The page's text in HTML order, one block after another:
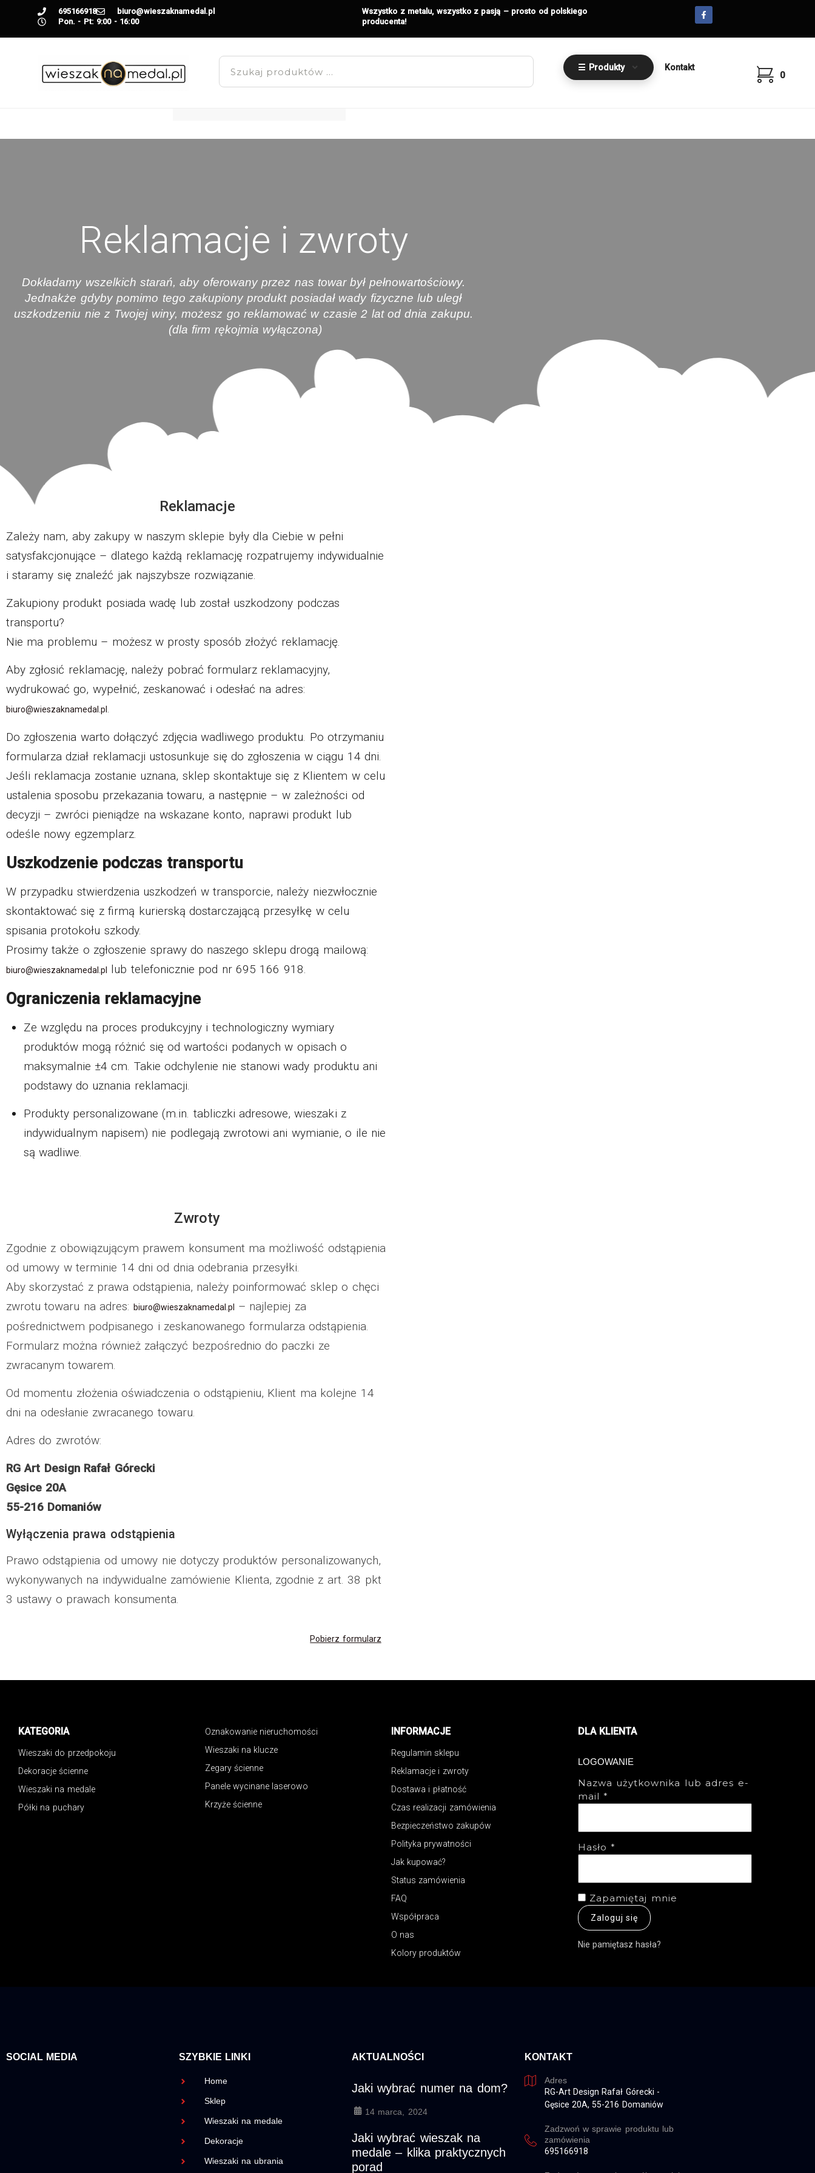
695166918
biuro@wieszaknamedal.pl
Pon. - Pt: 9:00 - 16:00
Wszystko z metalu, wszystko z pasją – prosto od polskiego
producenta!
☰ Produkty Kontakt
0
Reklamacje i zwroty
Dokładamy wszelkich starań, aby oferowany przez nas towar był pełnowartościowy.
Jednakże gdyby pomimo tego zakupiony produkt posiadał wady fizyczne lub uległ
uszkodzeniu nie z Twojej winy, możesz go reklamować w czasie 2 lat od dnia zakupu.
(dla firm rękojmia wyłączona)
Reklamacje
Zależy nam, aby zakupy w naszym sklepie były dla Ciebie w pełni
satysfakcjonujące – dlatego każdą reklamację rozpatrujemy indywidualnie
i staramy się znaleźć jak najszybsze rozwiązanie.
Zakupiony produkt posiada wadę lub został uszkodzony podczas
transportu?
Nie ma problemu – możesz w prosty sposób złożyć reklamację.
Aby zgłosić reklamację, należy pobrać formularz reklamacyjny,
wydrukować go, wypełnić, zeskanować i odesłać na adres:
biuro@wieszaknamedal.pl .
Do zgłoszenia warto dołączyć zdjęcia wadliwego produktu. Po otrzymaniu
formularza dział reklamacji ustosunkuje się do zgłoszenia w ciągu 14 dni.
Jeśli reklamacja zostanie uznana, sklep skontaktuje się z Klientem w celu
ustalenia sposobu przekazania towaru, a następnie – w zależności od
decyzji – zwróci pieniądze na wskazane konto, naprawi produkt lub
odeśle nowy egzemplarz.
Uszkodzenie podczas transportu
W przypadku stwierdzenia uszkodzeń w transporcie, należy niezwłocznie
skontaktować się z firmą kurierską dostarczającą przesyłkę w celu
spisania protokołu szkody.
Prosimy także o zgłoszenie sprawy do naszego sklepu drogą mailową:
biuro@wieszaknamedal.pl lub telefonicznie pod nr 695 166 918.
Ograniczenia reklamacyjne
Ze względu na proces produkcyjny i technologiczny wymiary
produktów mogą różnić się od wartości podanych w opisach o
maksymalnie ±4 cm. Takie odchylenie nie stanowi wady produktu ani
podstawy do uznania reklamacji.
Produkty personalizowane (m.in. tabliczki adresowe, wieszaki z
indywidualnym napisem) nie podlegają zwrotowi ani wymianie, o ile nie
są wadliwe.
Zwroty
Zgodnie z obowiązującym prawem konsument ma możliwość odstąpienia
od umowy w terminie 14 dni od dnia odebrania przesyłki.
Aby skorzystać z prawa odstąpienia, należy poinformować sklep o chęci
zwrotu towaru na adres:
biuro@wieszaknamedal.pl
– najlepiej za
pośrednictwem podpisanego i zeskanowanego formularza odstąpienia.
Formularz można również załączyć bezpośrednio do paczki ze
zwracanym towarem.
Od momentu złożenia oświadczenia o odstąpieniu, Klient ma kolejne 14
dni na odesłanie zwracanego towaru.
Adres do zwrotów:
RG Art Design Rafał Górecki
Gęsice 20A
55-216 Domaniów
Wyłączenia prawa odstąpienia
Prawo odstąpienia od umowy nie dotyczy produktów personalizowanych,
wykonywanych na indywidualne zamówienie Klienta, zgodnie z art. 38 pkt
3 ustawy o prawach konsumenta.
Pobierz formularz
KATEGORIA
Wieszaki do przedpokoju
Dekoracje ścienne
Wieszaki na medale
Półki na puchary
Oznakowanie nieruchomości
Wieszaki na klucze
Zegary ścienne
Panele wycinane laserowo
Krzyże ścienne
INFORMACJE
Regulamin sklepu
Reklamacje i zwroty
Dostawa i płatność
Czas realizacji zamówienia
Bezpieczeństwo zakupów
Polityka prywatności
Jak kupować?
Status zamówienia
FAQ
Współpraca
O nas
Kolory produktów
DLA KLIENTA
LOGOWANIE
Nazwa użytkownika lub adres e-
mail *
Hasło *
Zapamiętaj mnie
Zaloguj się
Nie pamiętasz hasła?
SOCIAL MEDIA SZYBKIE LINKI
Home
Sklep
Wieszaki na medale
Dekoracje
Wieszaki na ubrania
AKTUALNOŚCI
Jaki wybrać numer na dom?
14 marca, 2024
Jaki wybrać wieszak na
medale – klika praktycznych
porad
KONTAKT
Adres
RG-Art Design Rafał Górecki -
Gęsice 20A, 55-216 Domaniów
Zadzwoń w sprawie produktu lub
zamówienia
695166918